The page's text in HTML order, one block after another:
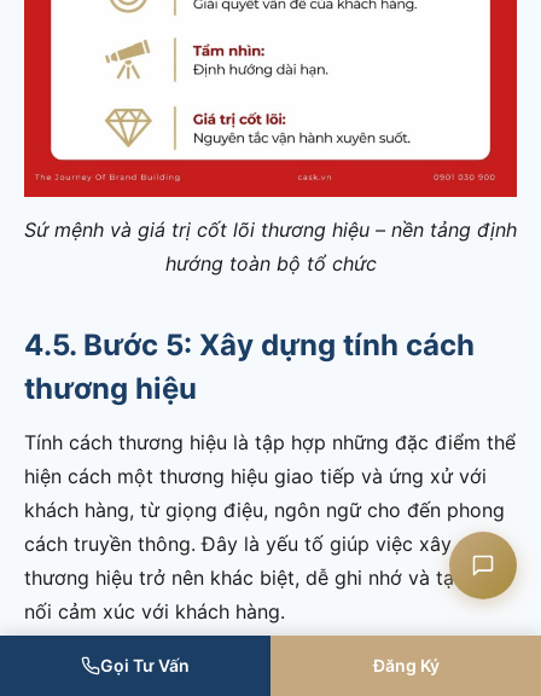
Sứ mệnh và giá trị cốt lõi thương hiệu – nền tảng định
hướng toàn bộ tổ chức
4.5. Bước 5: Xây dựng tính cách
thương hiệu
Tính cách thương hiệu là tập hợp những đặc điểm thể
hiện cách một thương hiệu giao tiếp và ứng xử với
khách hàng, từ giọng điệu, ngôn ngữ cho đến phong
cách truyền thông. Đây là yếu tố giúp việc xây dựng
thương hiệu trở nên khác biệt, dễ ghi nhớ và tạo kết
nối cảm xúc với khách hàng.
Mỗi thương hiệu có thể lựa chọn một hình ảnh riêng,
Gọi Tư Vấn Đăng Ký
Liên hệ CASK
Chat Zalo
Yêu cầu tư vấn